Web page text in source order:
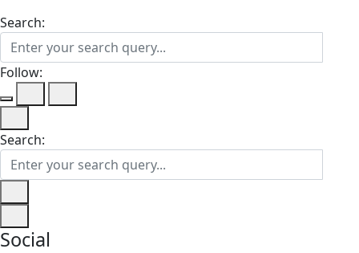
Search:
Follow:
Search:
Social